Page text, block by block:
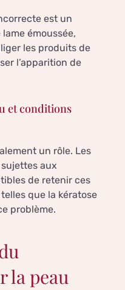
est un
émoussée,
les produits de
l’apparition de
et conditions
un rôle. Les
aux
de retenir ces
que la kératose
problème.
la peau